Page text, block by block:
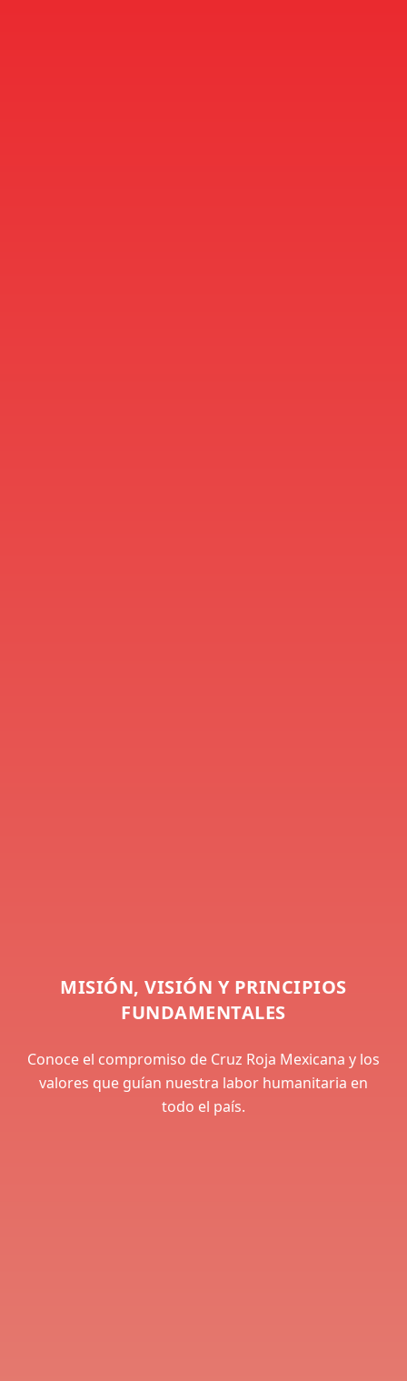
MISIÓN, VISIÓN Y PRINCIPIOS
FUNDAMENTALES
Conoce el compromiso de Cruz Roja Mexicana y los
valores que guían nuestra labor humanitaria en
todo el país.